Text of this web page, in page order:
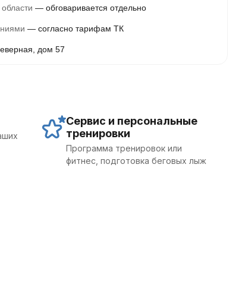
обговаривается отдельно
согласно тарифам ТК
дом 57
Сервис и персональные
тренировки
Программа тренировок или
фитнес, подготовка беговых лыж